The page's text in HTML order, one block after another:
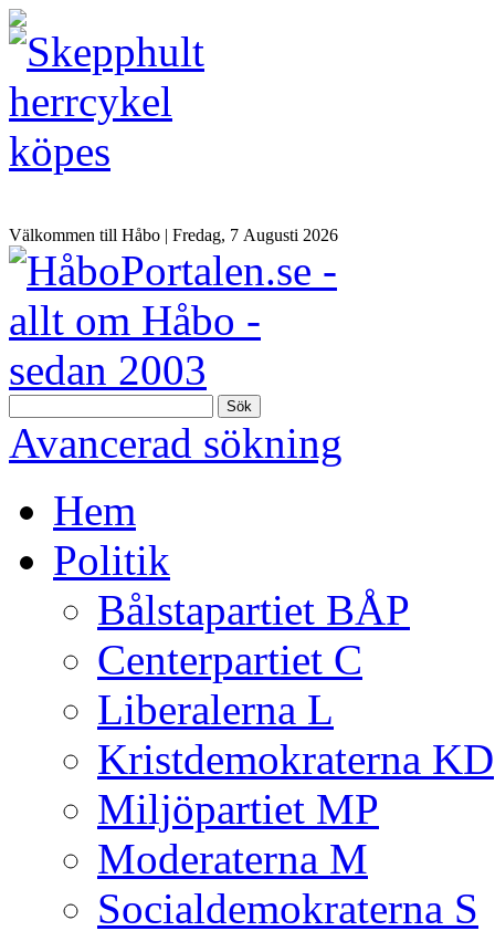
Välkommen till Håbo | Fredag, 7 Αugusti 2026
Sök
Avancerad sökning
Hem
Politik
Bålstapartiet BÅP
Centerpartiet C
Liberalerna L
Kristdemokraterna KD
Miljöpartiet MP
Moderaterna M
Socialdemokraterna S